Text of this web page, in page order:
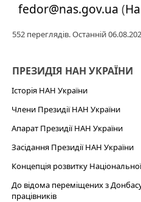
fedor@nas.gov.ua (
552 переглядів. Останній
ПРЕЗИДІЯ НАН УКРАЇНИ
Історія НАН України
Члени Президії НАН України
Апарат Президії НАН України
Засідання Президії НАН України
Концепція розвитку
До відома переміщених з
працівників